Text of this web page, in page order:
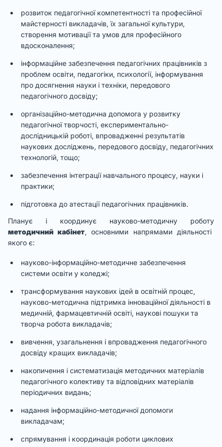
розвиток педагогічної компетентності та професійної
майстерності викладачів, їх загальної культури,
створення мотивації та умов для професійного
вдосконалення;
інформаційне забезпечення педагогічних працівників з
проблем освіти, педагогіки, психології, інформування
про досягнення науки і техніки, передового
педагогічного досвіду;
організаційно-методична допомога у розвитку
педагогічної творчості, експериментально-
дослідницькій роботі, впровадженні результатів
наукових досліджень, передового досвіду, педагогічних
технологій, тощо;
забезпечення інтеграції навчального процесу, науки і
практики;
підготовка до атестації педагогічних працівників.
Планує і координує науково-методичну роботу
методичний кабінет, основними напрямами діяльності
якого є:
науково-інформаційно-методичне забезпечення
системи освіти у коледжі;
трансформування наукових ідей в освітній процес,
науково-методична підтримка інноваційної діяльності в
медичній, фармацевтичній освіті, наукові пошуки та
творча робота викладачів;
вивчення, узагальнення і впровадження педагогічного
досвіду кращих викладачів;
накопичення і систематизація методичних матеріалів
педагогічного колективу та відповідних матеріалів
періодичних видань;
надання інформаційно-методичної допомоги
викладачам;
спрямування і координація роботи циклових